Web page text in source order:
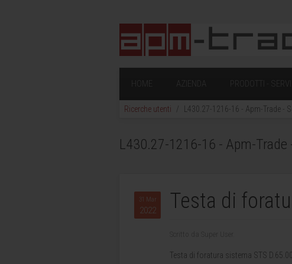
HOME AZIENDA PRODOTTI -
Ricerche utenti L430.27-1216-16 - Apm-Trade -
L430.27-1216-16 - Apm-Trade
31 Mar
2022 Testa di
Testa di foratura sistema STS